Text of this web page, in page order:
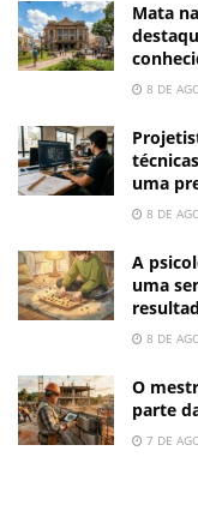
Mata
8 DE
uma
8 DE
A
uma
8 DE
O
parte
7 DE